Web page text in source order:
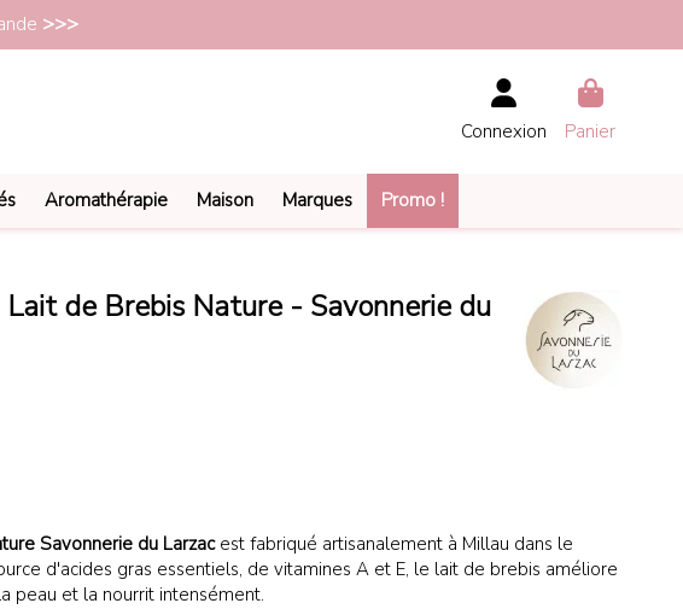
>>>
Connexion Panier
Aromathérapie Maison Marques Promo !
de Brebis Nature - Savonnerie du
Savonnerie du Larzacest fabriqué artisanalement à Millau dans le
d'acides gras essentiels, de vitamines A et E, le lait de brebis améliore
peau et la nourrit intensément.